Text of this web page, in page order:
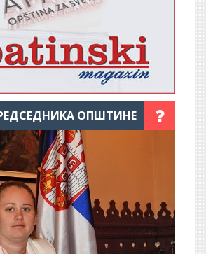
ОПШТИНЕ